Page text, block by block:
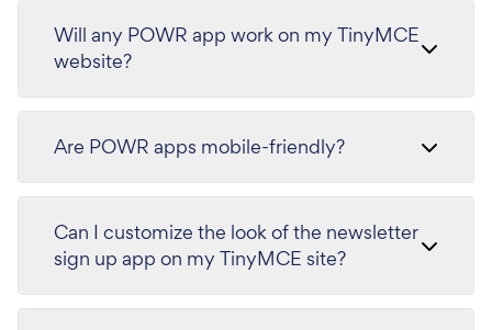
Will any POWR app work on my TinyMCE
website?
Are POWR apps mobile-friendly?
Can I customize the look of the newsletter
sign up app on my TinyMCE site?